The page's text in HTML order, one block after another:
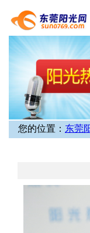
您的位置： 东莞